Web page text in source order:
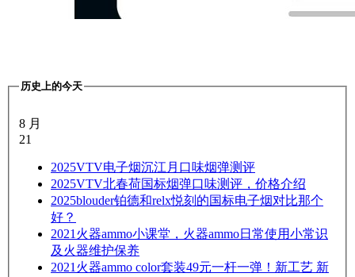
历史上的今天
8 月
21
2025VTV电子烟沉江月口味烟弹测评
2025VTV北春荷国标烟弹口味测评，价格介绍
2025blouder铂德和relx悦刻的国标电子烟对比那个
好？
2021 火器ammo小课堂，火器ammo日常使用小常识
及火器维护保养
2021 火器ammo color套装49元一杆一弹！新工艺 新